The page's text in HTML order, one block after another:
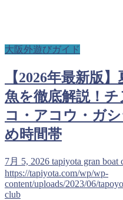
大阪外遊びガイド
【2026年最新版
魚を徹底解説！
コ・アコウ・ガ
め時間帯
7月 5, 2026 tapiyota gran boat
https://tapiyota.com/wp/wp-
content/uploads/2023/06/
club